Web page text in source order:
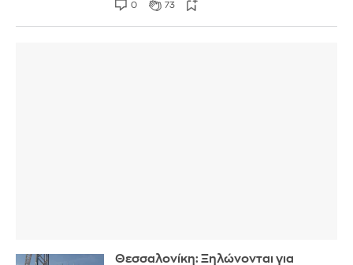
0 73
Θεσσαλονίκη: Ξηλώνονται για